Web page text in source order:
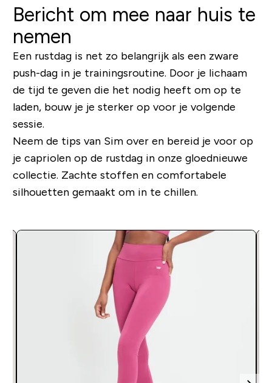
Bericht om mee naar huis te
nemen
Een rustdag is net zo belangrijk als een zware
push-dag in je trainingsroutine. Door je lichaam
de tijd te geven die het nodig heeft om op te
laden, bouw je je sterker op voor je volgende
sessie.
Neem de tips van Sim over en bereid je voor op
je capriolen op de rustdag in onze gloednieuwe
collectie. Zachte stoffen en comfortabele
silhouetten gemaakt om in te chillen.